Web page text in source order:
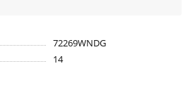
72269WNDG
14